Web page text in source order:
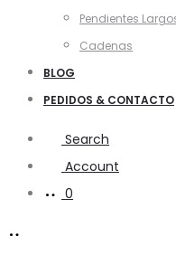
Pendientes
Cadenas
BLOG
PEDIDOS & CONTACTO
Search
Account
0